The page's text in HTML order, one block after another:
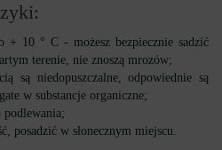
+ 10 ° С - możesz bezpiecznie sadzić
terenie, nie znoszą mrozów;
są niedopuszczalne, odpowiednie są
w substancje organiczne;
podlewania;
posadzić w słonecznym miejscu.